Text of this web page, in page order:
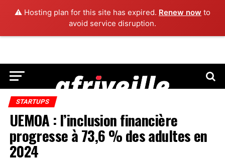
⚠️ Hosting plan for this site has expired. Renew now to
avoid service disruption.
STARTUPS
UEMOA : l’inclusion financière
progresse à 73,6 % des adultes en
2024